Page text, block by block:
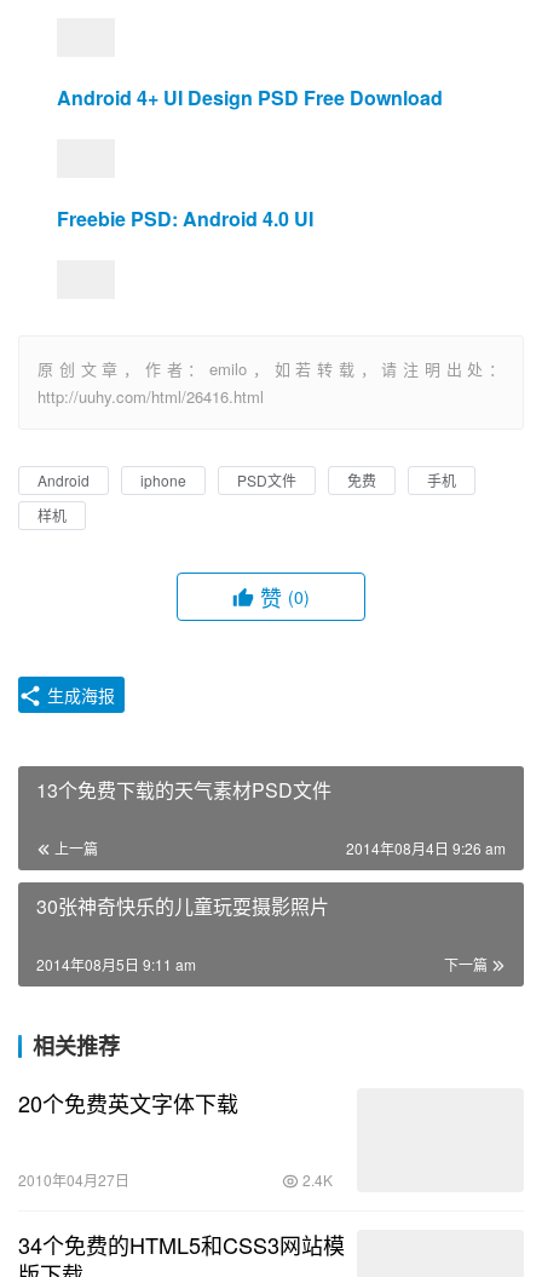
Android 4+ UI Design PSD Free Download
Freebie PSD: Android 4.0 UI
原创文章，作者：emilo，如若转载，请注明出处：
http://uuhy.com/html/26416.html
Android iphone PSD文件 免费
手机
样机
赞 (0)
生成海报
13个免费下载的天气素材PSD文件
上一篇 2014年08月4日 9:26 am
30张神奇快乐的儿童玩耍摄影照片
下一篇
2014年08月5日 9:11 am
相关推荐
20个免费英文字体下载
2010年04月27日 2.4K
34个免费的HTML5和CSS3网站模